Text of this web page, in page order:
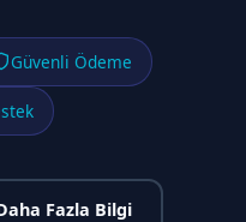
Güvenli Ödeme
Fazla Bilgi